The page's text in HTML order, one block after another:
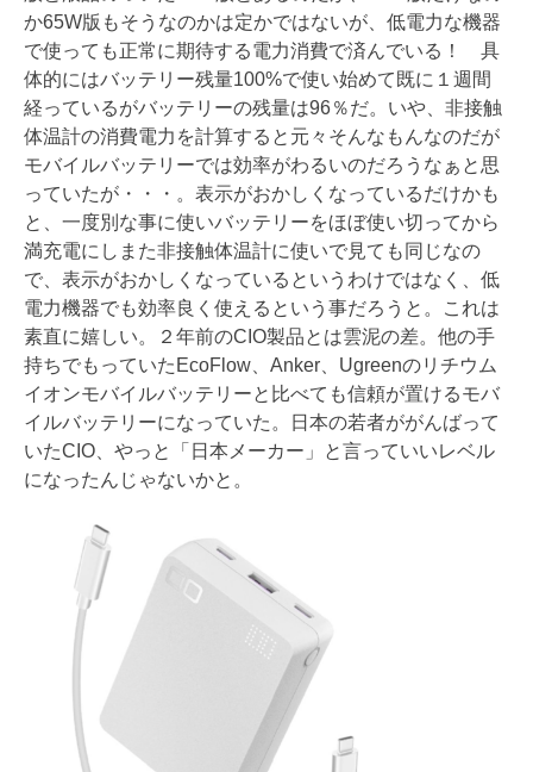
か65W版もそうなのかは定かではないが、低電力な機器
で使っても正常に期待する電力消費で済んでいる！ 具
体的にはバッテリー残量100%で使い始めて既に１週間
経っているがバッテリーの残量は96％だ。いや、非接触
体温計の消費電力を計算すると元々そんなもんなのだが
モバイルバッテリーでは効率がわるいのだろうなぁと思
っていたが・・・。表示がおかしくなっているだけかも
と、一度別な事に使いバッテリーをほぼ使い切ってから
満充電にしまた非接触体温計に使いで見ても同じなの
で、表示がおかしくなっているというわけではなく、低
電力機器でも効率良く使えるという事だろうと。これは
素直に嬉しい。２年前のCIO製品とは雲泥の差。他の手
持ちでもっていたEcoFlow、Anker、Ugreenのリチウム
イオンモバイルバッテリーと比べても信頼が置けるモバ
イルバッテリーになっていた。日本の若者ががんばって
いたCIO、やっと「日本メーカー」と言っていいレベル
になったんじゃないかと。